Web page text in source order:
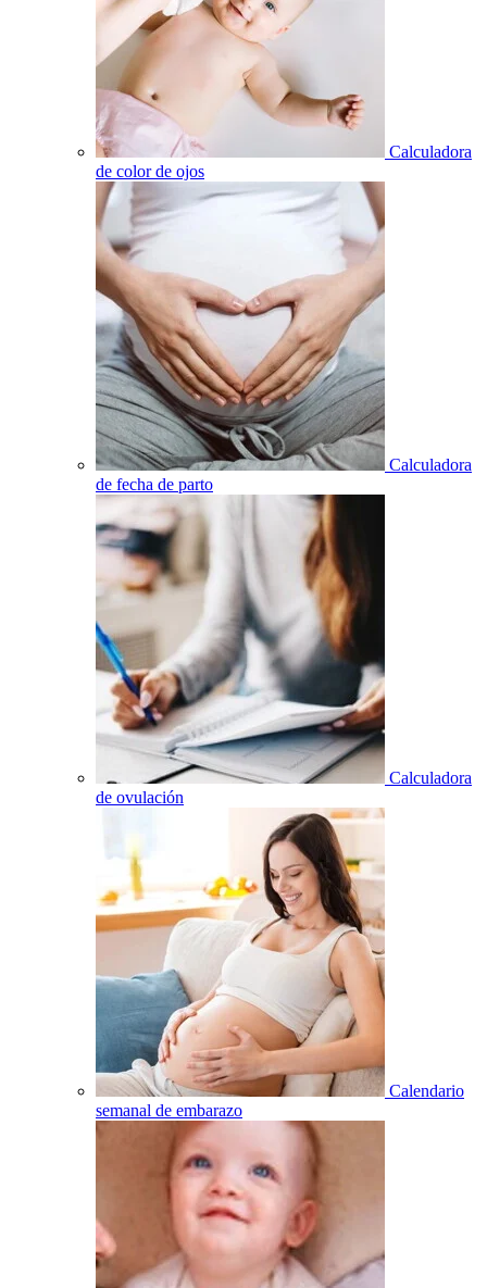
Calculadora
de color de ojos
Calculadora
de fecha de parto
Calculadora
de ovulación
Calendario
semanal de embarazo